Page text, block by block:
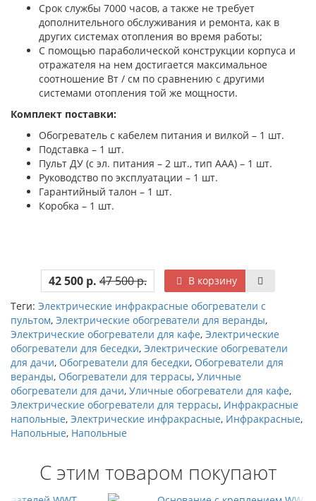
Срок службы 7000 часов, а также не требует
дополнительного обслуживания и ремонта, как в
других системах отопления во время работы;
С помощью параболической конструкции корпуса и
отражателя на нем достигается максимальное
соотношение Вт / см по сравнению с другими
системами отопления той же мощности.
Комплект поставки:
Обогреватель с кабелем питания и вилкой – 1 шт.
Подставка – 1 шт.
Пульт ДУ (с эл. питания – 2 шт., тип ААА) – 1 шт.
Руководство по эксплуатации – 1 шт.
Гарантийный талон – 1 шт.
Коробка – 1 шт.
42 500 р. 47 500 р.
В корзину
Теги: Электрические инфракрасные обогреватели с
пультом, Электрические обогреватели для веранды,
Электрические обогреватели для кафе, Электрические
обогреватели для беседки, Электрические обогреватели
для дачи, Обогреватели для беседки, Обогреватели для
веранды, Обогреватели для террасы, Уличные
обогреватели для дачи, Уличные обогреватели для кафе,
Электрические обогреватели для террасы, Инфракрасные
напольные, Электрические инфракрасные, Инфракрасные,
Напольные, Напольные
С этим товаром покупают